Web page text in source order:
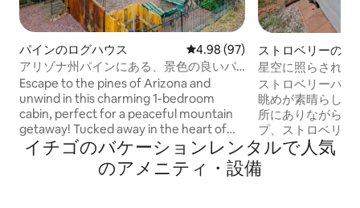
パインのログハウス レビュー97件、5つ星中4.98つ
4.98 (97)
アリゾナ州パインにある、景色の良いパ
ティオ付きの快適な1ベッドルームログハ
ウス
Escape to the pines of Arizona and
unwind in this charming 1-bedroom
cabin, perfect for a peaceful mountain
getaway! Tucked away in the heart of
Pine, this cozy retreat features a
beautiful outdoor patio surrounded by
tall trees, ideal for morning coffee,
ストロベリーの一
星空に照らされた
台：マウンテンエ
ト）
ストロベリーバレ
眺めが素晴らしい
所にありながら、
プ、ストロベリー
アクセスできます。 ジャグジーから
を眺めたり、デッ
ーヒーを楽しんだ
イチゴのバケーションレンタルで人気
のアメニティ・設備